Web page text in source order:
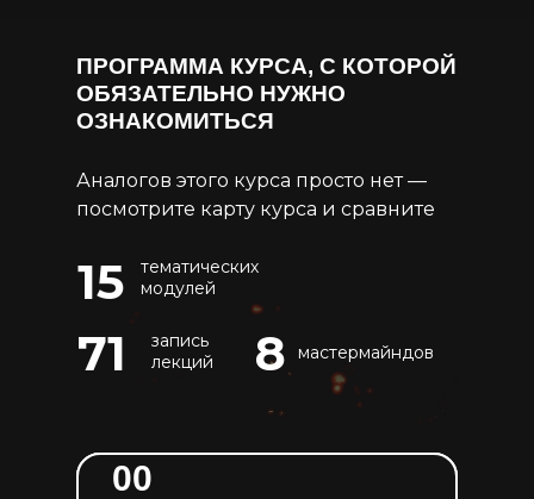
ПРОГРАММА КУРСА, С КОТОРОЙ
ОБЯЗАТЕЛЬНО НУЖНО
ОЗНАКОМИТЬСЯ
Аналогов этого курса просто нет —
посмотрите карту курса и сравните
15
тематических
модулей
71
запись
лекций
8 мастермайндов
00